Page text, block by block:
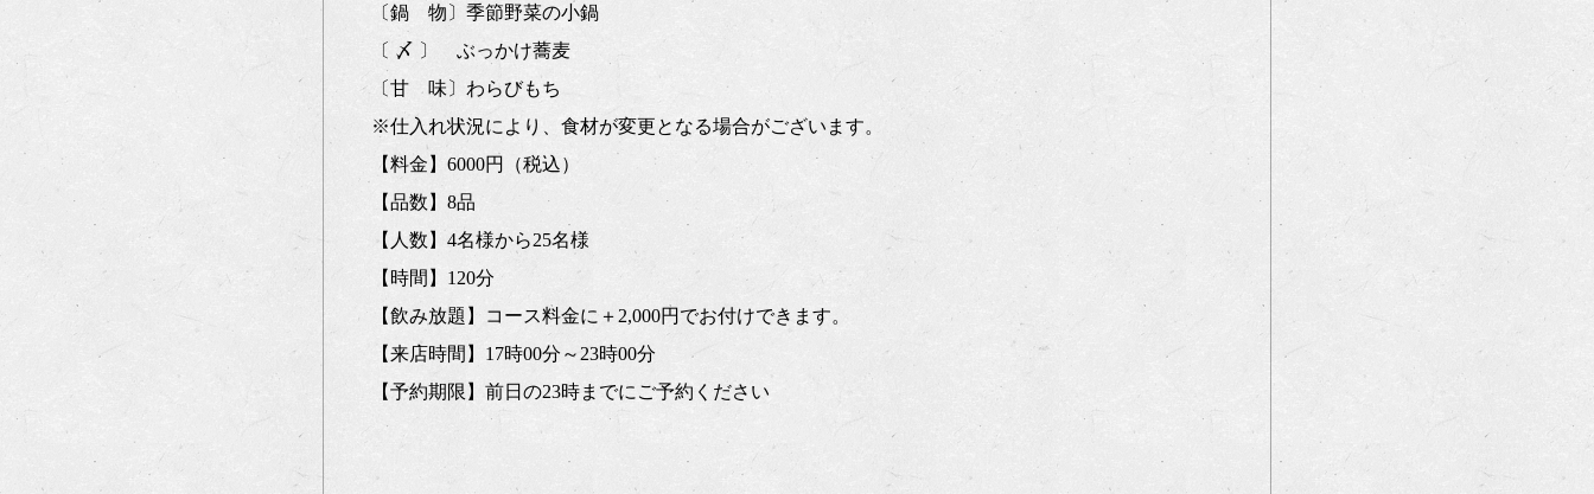
〔鍋 物〕季節野菜の小鍋
〔 〆 〕 ぶっかけ蕎麦
〔甘 味〕わらびもち
※仕入れ状況により、食材が変更となる場合がございます。
【料金】6000円（税込）
【品数】8品
【人数】4名様から25名様
【時間】120分
【飲み放題】コース料金に＋2,000円でお付けできます。
【来店時間】17時00分～23時00分
【予約期限】前日の23時までにご予約ください